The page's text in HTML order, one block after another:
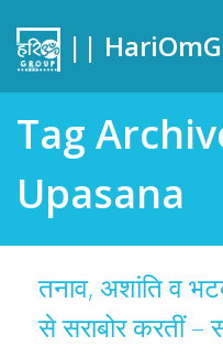
||
Tag
Upasana
तनाव, अशांति व
से सराबोर करतीं –